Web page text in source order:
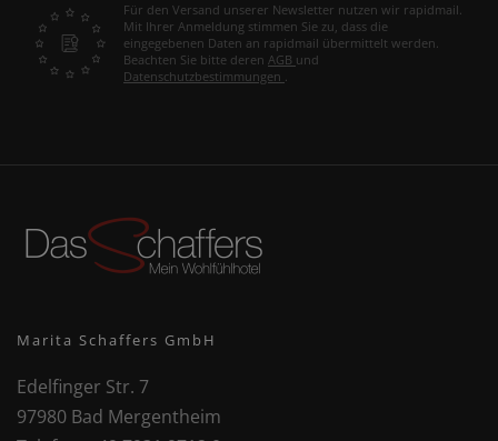
Für den Versand unserer Newsletter nutzen wir rapidmail.
Mit Ihrer Anmeldung stimmen Sie zu, dass die
eingegebenen Daten an rapidmail übermittelt werden.
Beachten Sie bitte deren AGB und
Datenschutzbestimmungen .
Marita Schaffers GmbH
Edelfinger Str. 7
97980 Bad Mergentheim